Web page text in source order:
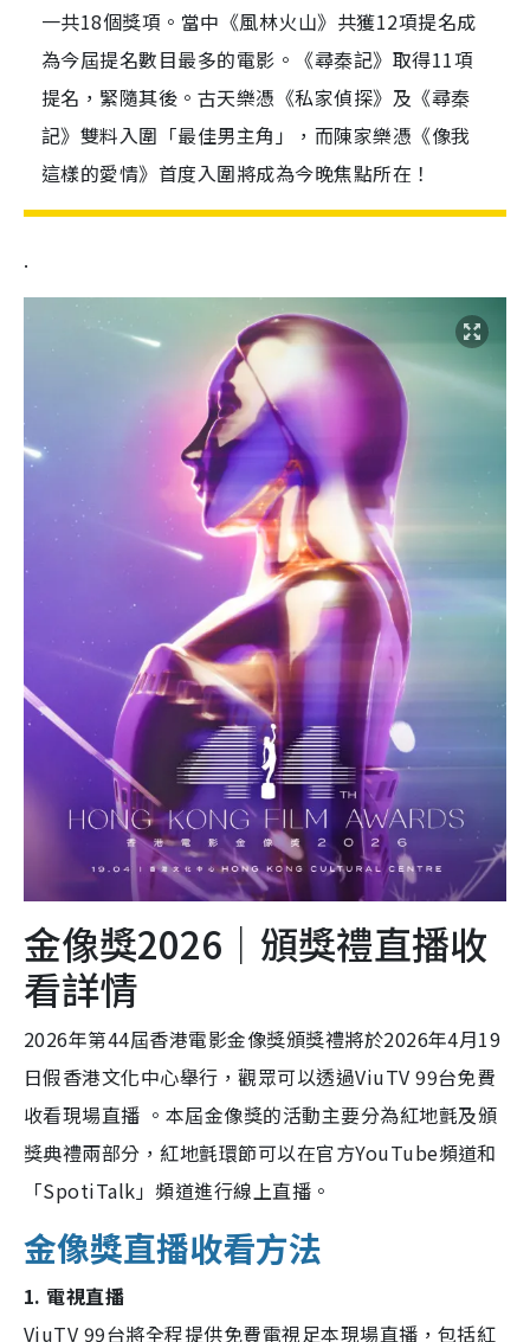
一共18個獎項。當中《風林火山》共獲12項提名成
為今屆提名數目最多的電影。《尋秦記》取得11項
提名，緊隨其後。古天樂憑《私家偵探》及《尋秦
記》雙料入圍「最佳男主角」，而陳家樂憑《像我
這樣的愛情》首度入圍將成為今晚焦點所在！
.
金像獎2026｜頒獎禮直播收
看詳情
2026年第44屆香港電影金像獎頒獎禮將於2026年4月19
日假香港文化中心舉行，觀眾可以透過ViuTV 99台免費
收看現場直播 。本屆金像獎的活動主要分為紅地氈及頒
獎典禮兩部分，紅地氈環節可以在官方YouTube頻道和
「SpotiTalk」頻道進行線上直播。
金像獎直播收看方法
1. 電視直播
ViuTV 99台將全程提供免費電視足本現場直播，包括紅